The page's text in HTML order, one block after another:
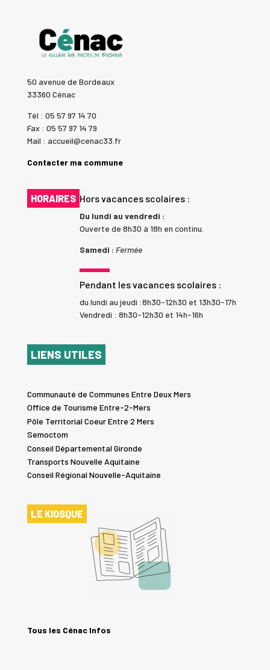
50 avenue de Bordeaux
33360 Cénac
Tél : 05 57 97 14 70
Fax : 05 57 97 14 79
Mail : accueil@cenac33.fr
Contacter ma commune
HORAIRES Hors vacances scolaires :
Du lundi au vendredi :
Ouverte de 8h30 à 18h en continu.
Samedi : Fermée
Pendant les vacances scolaires :
du lundi au jeudi :8h30-12h30 et 13h30-17h
Vendredi : 8h30-12h30 et 14h-16h
LIENS UTILES
Communauté de Communes Entre Deux Mers
Office de Tourisme Entre-2-Mers
Pôle Territorial Coeur Entre 2 Mers
Semoctom
Conseil Départemental Gironde
Transports Nouvelle Aquitaine
Conseil Régional Nouvelle-Aquitaine
LE KIOSQUE
Tous les Cénac Infos